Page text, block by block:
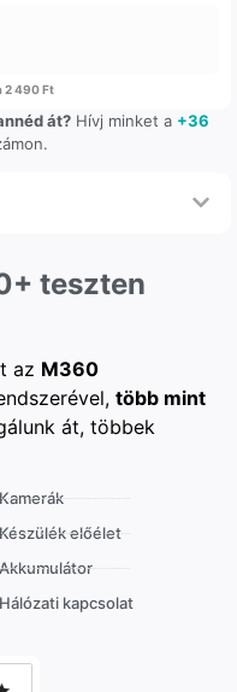
2 490 Ft
át?Hívj minket a +36
teszten
az M360
több mint
át, többek
Kamerák
Készülék előélet
Akkumulátor
Hálózati kapcsolat